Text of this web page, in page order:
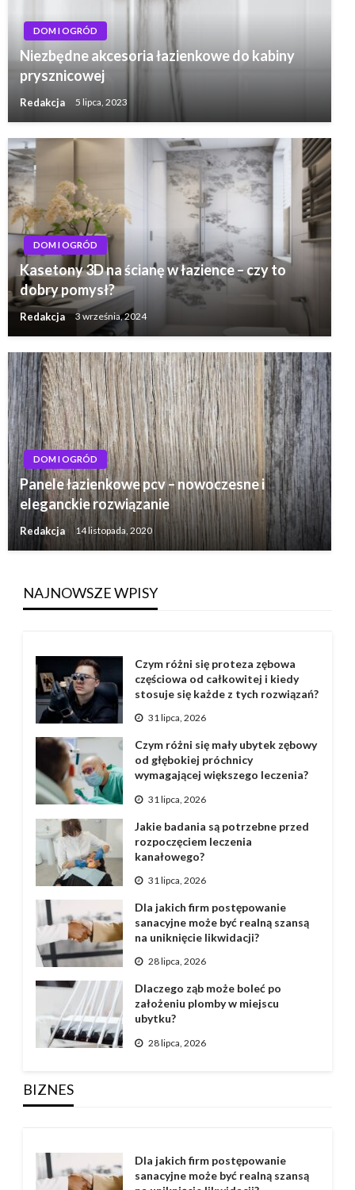
DOM I OGRÓD
Niezbędne akcesoria łazienkowe do kabiny
prysznicowej
Redakcja 5 lipca, 2023
DOM I OGRÓD
Kasetony 3D na ścianę w łazience – czy to
dobry pomysł?
Redakcja 3 września, 2024
DOM I OGRÓD
Panele łazienkowe pcv – nowoczesne i
eleganckie rozwiązanie
Redakcja 14 listopada, 2020
NAJNOWSZE WPISY
Czym różni się proteza zębowa
częściowa od całkowitej i kiedy
stosuje się każde z tych rozwiązań?
31 lipca, 2026
Czym różni się mały ubytek zębowy
od głębokiej próchnicy
wymagającej większego leczenia?
31 lipca, 2026
Jakie badania są potrzebne przed
rozpoczęciem leczenia
kanałowego?
31 lipca, 2026
Dla jakich firm postępowanie
sanacyjne może być realną szansą
na uniknięcie likwidacji?
28 lipca, 2026
Dlaczego ząb może boleć po
założeniu plomby w miejscu
ubytku?
28 lipca, 2026
BIZNES
Dla jakich firm postępowanie
sanacyjne może być realną szansą